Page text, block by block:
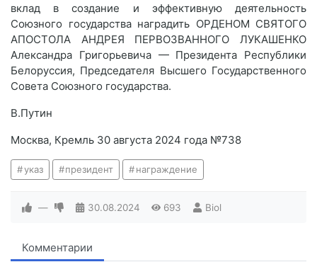
вклад в создание и эффективную деятельность
Союзного государства наградить ОРДЕНОМ СВЯТОГО
АПОСТОЛА АНДРЕЯ ПЕРВОЗВАННОГО ЛУКАШЕНКО
Александра Григорьевича — Президента Республики
Белоруссия, Председателя Высшего Государственного
Совета Союзного государства.
В.Путин
Москва, Кремль 30 августа 2024 года №738
указ президент награждение
— 30.08.2024 693 Biol
Комментарии